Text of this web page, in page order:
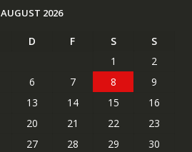
AUGUST 2026
D F S
S
1
2
6 7 8
9
13 14 15
16
20 21 22
23
27 28 29
30